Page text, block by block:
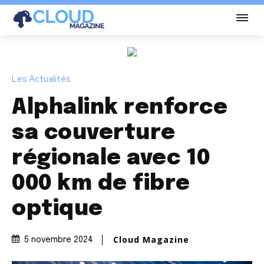
Les Actualités
Alphalink renforce
sa couverture
régionale avec 10
000 km de fibre
optique
5 novembre 2024 Cloud Magazine